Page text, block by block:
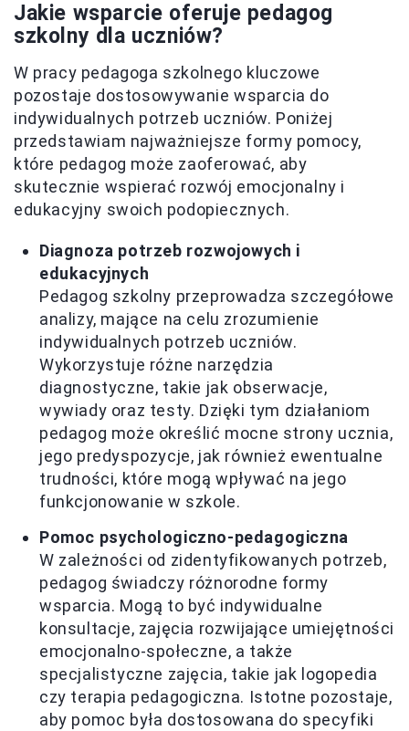
Jakie wsparcie oferuje pedagog
szkolny dla uczniów?
W pracy pedagoga szkolnego kluczowe
pozostaje dostosowywanie wsparcia do
indywidualnych potrzeb uczniów. Poniżej
przedstawiam najważniejsze formy pomocy,
które pedagog może zaoferować, aby
skutecznie wspierać rozwój emocjonalny i
edukacyjny swoich podopiecznych.
Diagnoza potrzeb rozwojowych i
edukacyjnych
Pedagog szkolny przeprowadza szczegółowe
analizy, mające na celu zrozumienie
indywidualnych potrzeb uczniów.
Wykorzystuje różne narzędzia
diagnostyczne, takie jak obserwacje,
wywiady oraz testy. Dzięki tym działaniom
pedagog może określić mocne strony ucznia,
jego predyspozycje, jak również ewentualne
trudności, które mogą wpływać na jego
funkcjonowanie w szkole.
Pomoc psychologiczno-pedagogiczna
W zależności od zidentyfikowanych potrzeb,
pedagog świadczy różnorodne formy
wsparcia. Mogą to być indywidualne
konsultacje, zajęcia rozwijające umiejętności
emocjonalno-społeczne, a także
specjalistyczne zajęcia, takie jak logopedia
czy terapia pedagogiczna. Istotne pozostaje,
aby pomoc była dostosowana do specyfiki